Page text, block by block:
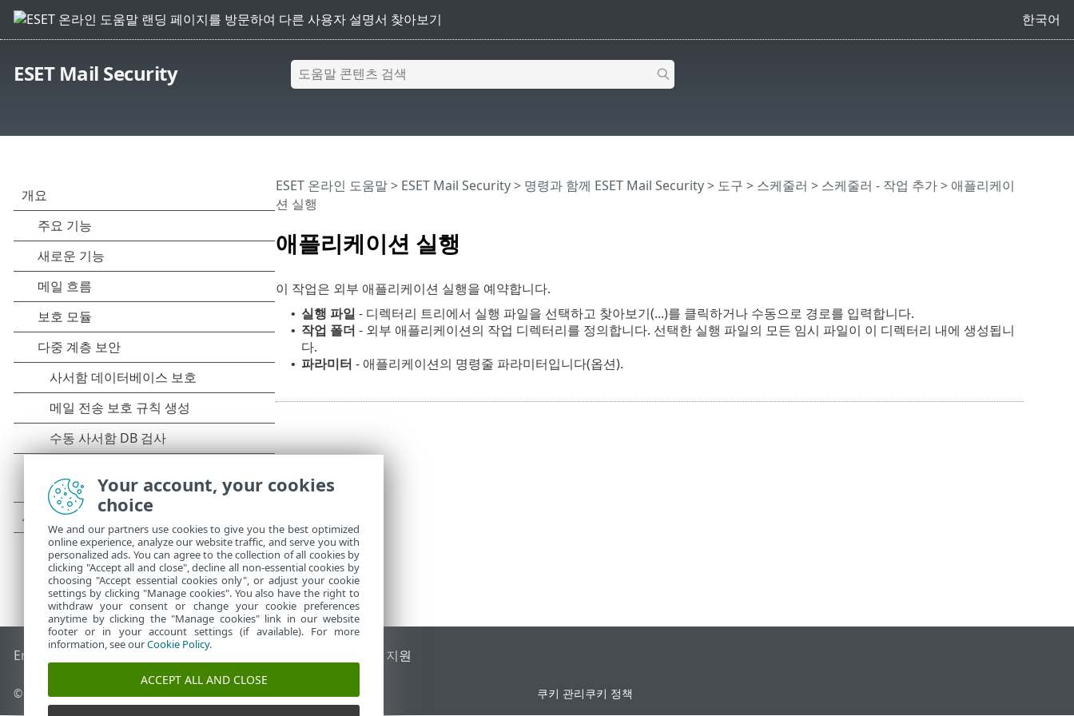
한국어
ESET Mail Security
애플리케이션 실행
ESET 온라인 도움말> ESET Mail Security> 명령과 함께 ESET Mail Security> 도구 > 스케줄러 > 스케줄러 - 작업 추가> 애플리케이
션 실행
이 작업은 외부 애플리케이션 실행을 예약합니다.
• 실행 파일 - 디렉터리 트리에서 실행 파일을 선택하고 찾아보기(...)를 클릭하거나 수동으로 경로를 입력합니다.
• 작업 폴더 - 외부 애플리케이션의 작업 디렉터리를 정의합니다. 선택한 실행 파일의 모든 임시 파일이 이 디렉터리 내에 생성됩니
다.
• 파라미터 - 애플리케이션의 명령줄 파라미터입니다(옵션).
End of Life ESET 지식 베이스 ESET 포럼 국가별 지원
© 1992-2026ESET, spol. s r.o. - All rights reserved. 쿠키 관리쿠키 정책
Your account, your cookies
choice
We and our partners use cookies to give you the best optimized
online experience, analyze our website traffic, and serve you with
personalized ads. You can agree to the collection of all cookies by
clicking "Accept all and close", decline all non-essential cookies by
choosing "Accept essential cookies only", or adjust your cookie
settings by clicking "Manage cookies". You also have the right to
withdraw your consent or change your cookie preferences
anytime by clicking the "Manage cookies" link in our website
footer or in your account settings (if available). For more
information, see ourCookie Policy.
ACCEPT ALL AND CLOSE